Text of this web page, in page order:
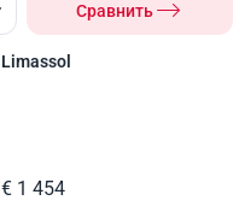
Сравнить
Limassol
€ 1 454